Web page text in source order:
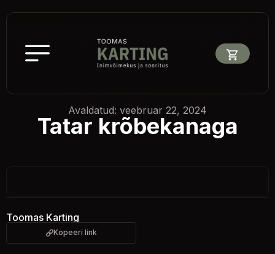
Avaldatud: veebruar 22, 2024
Tatar krõbekanaga
Toomas Karting
Kopeeri link